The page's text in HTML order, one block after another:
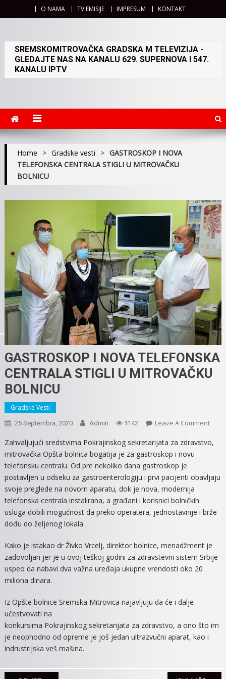
O NAMA TV EMISIJE IMPRESUM KONTAKT
SREMSKOMITROVAČKA GRADSKA M TELEVIZIJA -
GLEDAJTE NAS NA KANALU 629. SUPERNOVA I 547.
KANALU IPTV
Home > Gradske vesti > GASTROSKOP I NOVA
TELEFONSKA CENTRALA STIGLI U MITROVAČKU
BOLNICU
GASTROSKOP I NOVA TELEFONSKA
CENTRALA STIGLI U MITROVAČKU
BOLNICU
Gradske Vesti
25 Septembra, 2020 Admin 1142 Leave A CommentOn
I
Zahvaljujući sredstvima Pokrajinskog sekretarijata za zdravstvo,
mitrovačka Opšta bolnica bogatija je za gastroskop i novu
telefonsku centralu. Od pre nekoliko dana gastroskop je
postavljen u odseku za gastroenterologiju i prvi pacijenti obavljaju
svoje preglede na novom aparatu, dok je nova, modernija
telefonska centrala instalirana, a građani i korisnici bolničkih
usluga dobili mogućnost da preko operatera, jednostavnije i brže
dođu do željenog lokala.
Kako je istakao dr Živko Vrcelj, direktor bolnice, menadžment je
zadovoljan jer je u ovoj teškoj godini za zdravstevni sistem Srbije
uspeo da nabavi dva važna uređaja ukupne vrendosti oko 20
miliona dinara.
Iz Opšte bolnice Sremska Mitrovica najavljuju da će i dalje
učestvovati na
konkursima Pokrajinskog sekretarijata za zdravstvo, a ono što im
je neophodno od opreme je još jedan ultrazvučni aparat, kao i
indrustrijska veš mašina.